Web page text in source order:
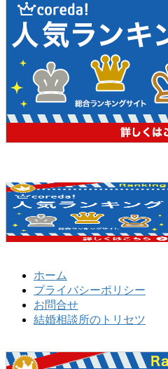
ホーム
プライバシーポリシー
お問合せ
結婚相談所のトリセツ